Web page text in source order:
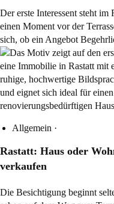
Der erste Interessent steht
einen Moment vor der
sich, ob ein Angebot
Allgemein ·
Rastatt: Haus oder
verkaufen
Die Besichtigung beginnt